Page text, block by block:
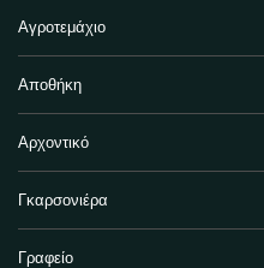
Αγροτεμάχιο
Αποθήκη
Αρχοντικό
Γκαρσονιέρα
Γραφείο